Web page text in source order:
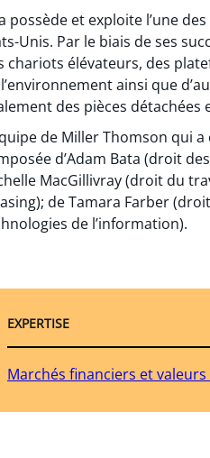
possède et exploite l’une
Unis. Par le biais de ses
chariots élévateurs, des
ainsi que
des pièces
de Miller Thomson qui
d’Adam Bata (droit
MacGillivray (droit du
de Tamara Farber
de l’information).
EXPERTISE
Marchés financiers et